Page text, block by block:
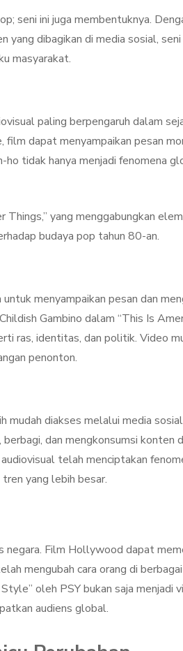
seni ini juga membentuknya.
yang dibagikan di media sosial,
masyarakat.
paling berpengaruh dalam
dapat menyampaikan pesan
ho tidak hanya menjadi fenomena
yang menggabungkan
budaya pop tahun 80-an.
menyampaikan pesan dan
Gambino dalam “This Is
ras, identitas, dan politik. Video
penonton.
mudah diakses melalui media
dan mengkonsumsi konten
telah menciptakan
yang lebih besar.
negara. Film Hollywood dapat
mengubah cara orang di
oleh PSY bukan saja menjadi
audiens global.